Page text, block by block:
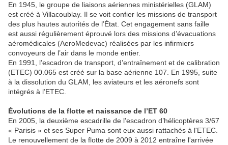
En 1945, le groupe de liaisons aériennes ministérielles (GLAM)
est créé à Villacoublay. Il se voit confier les missions de transport
des plus hautes autorités de l’État. Cet engagement sans faille
est aussi régulièrement éprouvé lors des missions d’évacuations
aéromédicales (AeroMedevac) réalisées par les infirmiers
convoyeurs de l’air dans le monde entier.
En 1991, l’escadron de transport, d’entraînement et de calibration
(ETEC) 00.065 est créé sur la base aérienne 107. En 1995, suite
à la dissolution du GLAM, les aviateurs et les aéronefs sont
intégrés à l’ETEC.
Évolutions de la flotte et naissance de l’ET 60
En 2005, la deuxième escadrille de l'escadron d’hélicoptères 3/67
« Parisis » et ses Super Puma sont eux aussi rattachés à l'ETEC.
Le renouvellement de la flotte de 2009 à 2012 entraîne l'arrivée